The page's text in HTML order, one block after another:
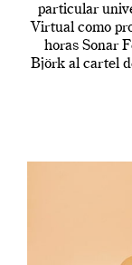
particular
Virtual como
horas Sonar
Björk al cartel
en una de